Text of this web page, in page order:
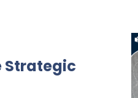
Strategic